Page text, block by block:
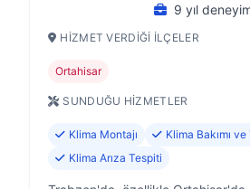
9 yıl
HIZMET VERDIĞI İLÇELER
Ortahisar
SUNDUĞU HIZMETLER
Klima Montajı
Klima Bakımı
Klima Arıza Tespiti